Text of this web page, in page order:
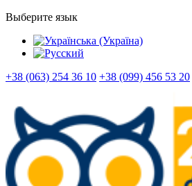
Выберите язык
+38 (063) 254 36 10 +38 (099) 456 53 20